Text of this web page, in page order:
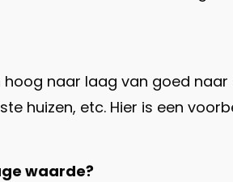
naar laag van goed
huizen, etc. Hier is een
waarde?